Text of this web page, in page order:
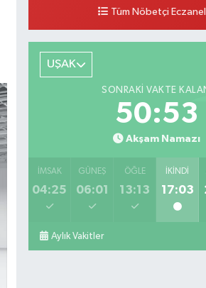
0 (276) 224 51 77 Yol Tarifi Al
Tüm Nöbetçi
UŞAK
SONRAKI VAKTE
50:52
Akşam Namazı
İMSAK
04:25
GÜNEŞ
06:01
ÖĞLE
13:13
İKINDI
17:03
Aylık Vakitler